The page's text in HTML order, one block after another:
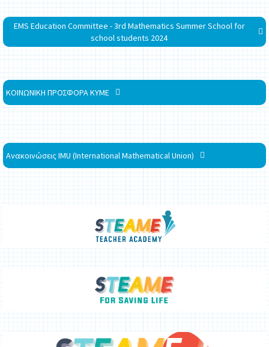
EMS Education Committee - 3rd Mathematics Summer School for
school students 2024
ΚΟΙΝΩΝΙΚΗ ΠΡΟΣΦΟΡΑ ΚΥΜΕ
Ανακοινώσεις IMU (International Mathematical Union)